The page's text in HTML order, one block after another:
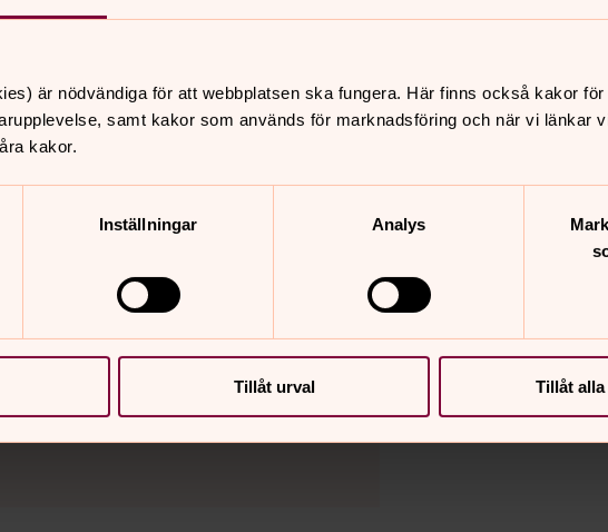
är nödvändiga för att webbplatsen ska fungera. Här finns också kakor
samt kakor som används för marknadsföring och när vi länkar
kakor.
Inställningar Analys
Tillåt urval Tillåt